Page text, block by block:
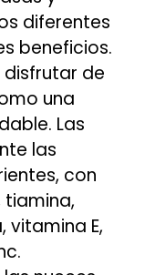
diferentes
beneficios.
de
una
Las
las
con
tiamina,
vitamina E,